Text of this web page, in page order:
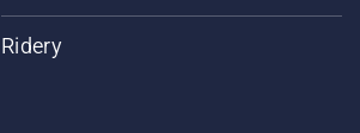
Ridery